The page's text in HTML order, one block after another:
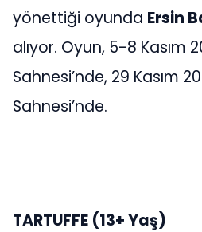
yönettiği oyunda Ersin
alıyor. Oyun, 5-8 Kasım
Sahnesi’nde, 29 Kasım
Sahnesi’nde.
TARTUFFE (13+ Yaş)